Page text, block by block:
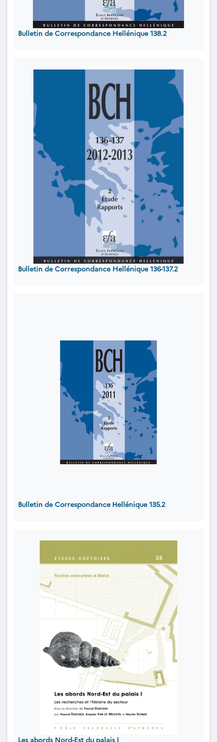
Bulletin de Correspondance Hellénique 138.2
Bulletin de Correspondance Hellénique 136-137.2
Bulletin de Correspondance Ηellénique 135.2
Les abords Nord-Est du palais I